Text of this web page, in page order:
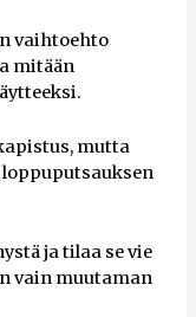
vaihtoehto
mitään
mutta
ja tilaa se vie
vain muutaman